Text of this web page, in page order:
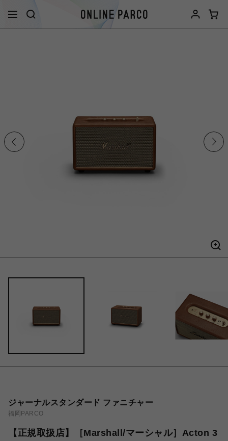
ジャーナルスタンダード ファニチャー
福岡PARCO
【正規取扱店】［Marshall/マーシャル］Acton 3